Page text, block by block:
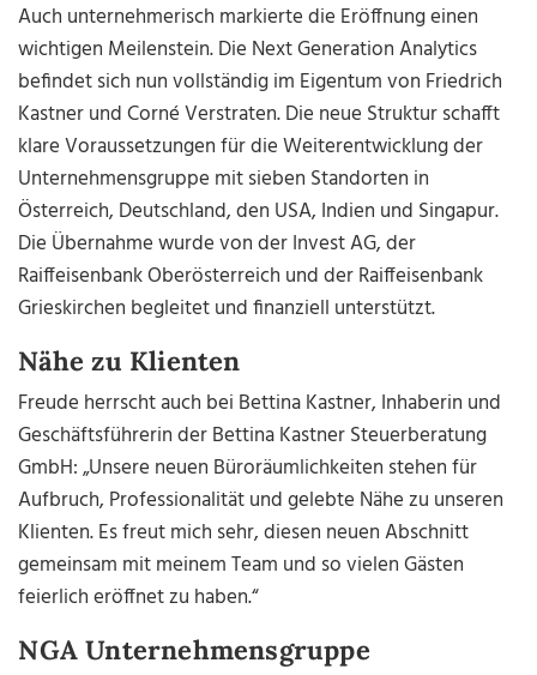
Auch unternehmerisch markierte die Eröffnung einen
wichtigen Meilenstein. Die Next Generation Analytics
befindet sich nun vollständig im Eigentum von Friedrich
Kastner und Corné Verstraten. Die neue Struktur schafft
klare Voraussetzungen für die Weiterentwicklung der
Unternehmensgruppe mit sieben Standorten in
Österreich, Deutschland, den USA, Indien und Singapur.
Die Übernahme wurde von der Invest AG, der
Raiffeisenbank Oberösterreich und der Raiffeisenbank
Grieskirchen begleitet und finanziell unterstützt.
Nähe zu Klienten
Freude herrscht auch bei Bettina Kastner, Inhaberin und
Geschäftsführerin der Bettina Kastner Steuerberatung
GmbH: „Unsere neuen Büroräumlichkeiten stehen für
Aufbruch, Professionalität und gelebte Nähe zu unseren
Klienten. Es freut mich sehr, diesen neuen Abschnitt
gemeinsam mit meinem Team und so vielen Gästen
feierlich eröffnet zu haben.“
NGA Unternehmensgruppe